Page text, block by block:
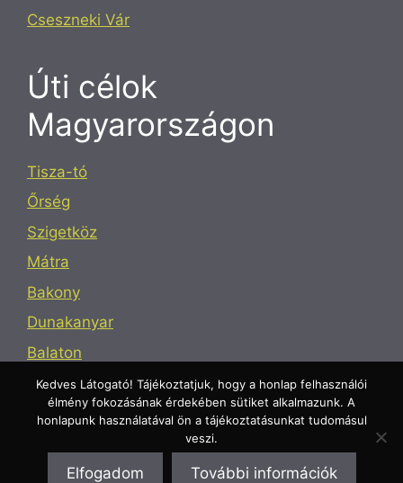
Cseszneki Vár
Úti célok
Magyarországon
Tisza-tó
Őrség
Szigetköz
Mátra
Bakony
Dunakanyar
Balaton
Mecsek
Kedves Látogató! Tájékoztatjuk, hogy a honlap felhasználói
élmény fokozásának érdekében sütiket alkalmazunk. A
honlapunk használatával ön a tájékoztatásunkat tudomásul
veszi.
Elfogadom További információk